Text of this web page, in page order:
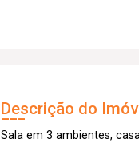
Descrição do
Sala em 3 ambientes,